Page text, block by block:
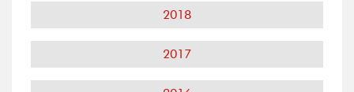
2018
2017